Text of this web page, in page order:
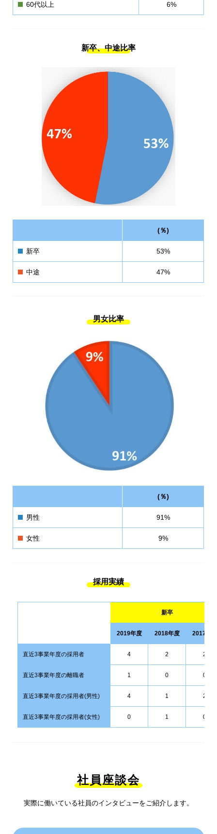
60代以上 6%
新卒、中途比率
(％)
新卒 53%
中途 47%
男女比率
(％)
男性 91%
女性 9%
採用実績
新卒
2019年度 2018年度 2017年度
直近3事業年度の採用者 4 2 2
直近3事業年度の離職者 1 0 0
直近3事業年度の採用者(男性) 4 1 2
直近3事業年度の採用者(女性) 0 1 0
社員座談会
実際に働いている社員のインタビューをご紹介します。